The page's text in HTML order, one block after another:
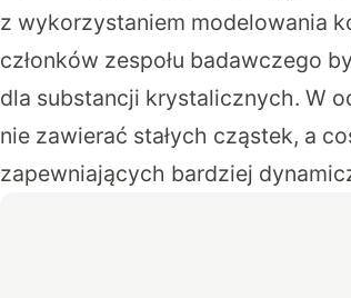
z wykorzystaniem modelowania
członków zespołu badawczego
dla substancji krystalicznych. W
nie zawierać stałych cząstek, a
zapewniających bardziej